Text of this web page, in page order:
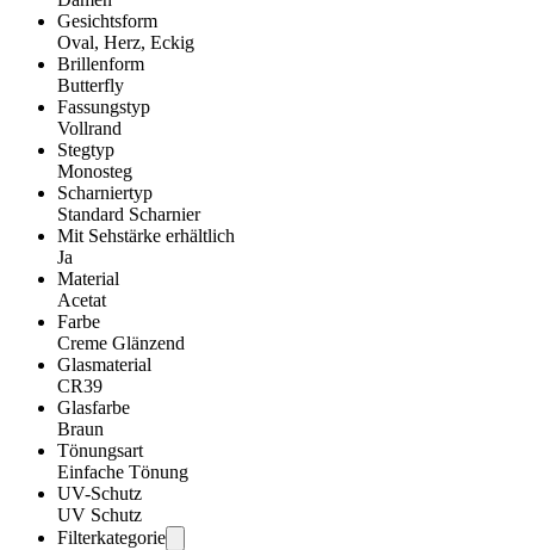
Gesichtsform
Oval, Herz, Eckig
Brillenform
Butterfly
Fassungstyp
Vollrand
Stegtyp
Monosteg
Scharniertyp
Standard Scharnier
Mit Sehstärke erhältlich
Ja
Material
Acetat
Farbe
Creme Glänzend
Glasmaterial
CR39
Glasfarbe
Braun
Tönungsart
Einfache Tönung
UV-Schutz
UV Schutz
Filterkategorie